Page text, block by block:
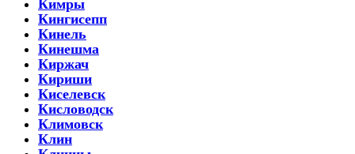
Кимры
Кингисепп
Кинель
Кинешма
Киржач
Кириши
Киселевск
Кисловодск
Климовск
Клин